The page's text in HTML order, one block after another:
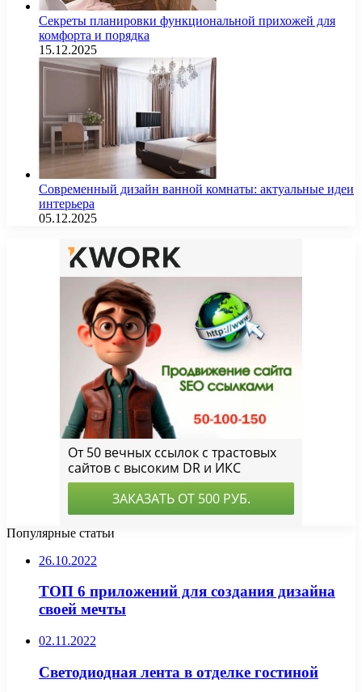
Секреты планировки функциональной прихожей для
комфорта и порядка
15.12.2025
Современный дизайн ванной комнаты: актуальные идеи
интерьера
05.12.2025
Популярные статьи
26.10.2022
ТОП 6 приложений для создания дизайна
своей мечты
02.11.2022
Светодиодная лента в отделке гостиной